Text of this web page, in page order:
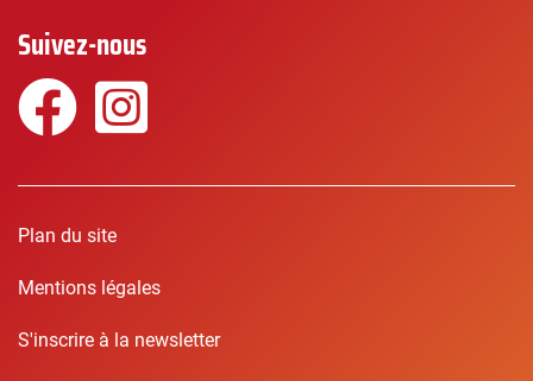
Suivez-nous
Facebook
Plan du site
Mentions légales
S'inscrire à la newsletter